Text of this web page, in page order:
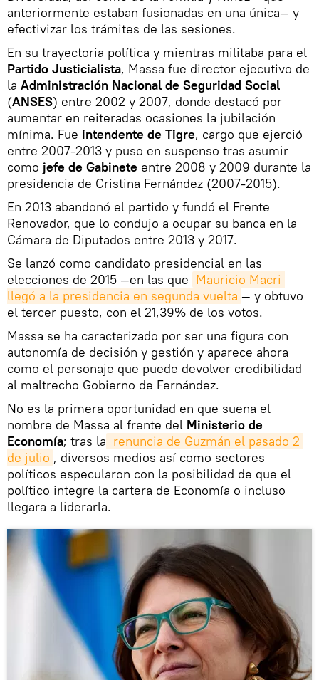
anteriormente estaban fusionadas en una única— y
efectivizar los trámites de las sesiones.
En su trayectoria política y mientras militaba para el
Partido Justicialista, Massa fue director ejecutivo de
la Administración Nacional de Seguridad Social
(ANSES) entre 2002 y 2007, donde destacó por
aumentar en reiteradas ocasiones la jubilación
mínima. Fue intendente de Tigre, cargo que ejerció
entre 2007-2013 y puso en suspenso tras asumir
como jefe de Gabinete entre 2008 y 2009 durante la
presidencia de Cristina Fernández (2007-2015).
En 2013 abandonó el partido y fundó el Frente
Renovador, que lo condujo a ocupar su banca en la
Cámara de Diputados entre 2013 y 2017.
Se lanzó como candidato presidencial en las
elecciones de 2015 —en las que Mauricio Macri
llegó a la presidencia en segunda vuelta — y obtuvo
el tercer puesto, con el 21,39% de los votos.
Massa se ha caracterizado por ser una figura con
autonomía de decisión y gestión y aparece ahora
como el personaje que puede devolver credibilidad
al maltrecho Gobierno de Fernández.
No es la primera oportunidad en que suena el
nombre de Massa al frente del Ministerio de
Economía; tras la renuncia de Guzmán el pasado 2
de julio , diversos medios así como sectores
políticos especularon con la posibilidad de que el
político integre la cartera de Economía o incluso
llegara a liderarla.